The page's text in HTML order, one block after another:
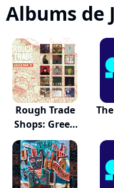
Albums de
Rough Trade
Shops: Green
Man '11